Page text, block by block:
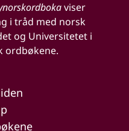
viser
i tråd med norsk
og Universitetet i
ordbøkene.